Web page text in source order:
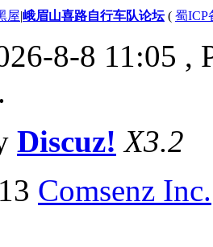
屋|峨眉山喜路自行车队论坛( 蜀ICP
8-8 11:05 ,
Discuz! X3.2
Comsenz Inc.